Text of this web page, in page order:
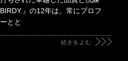
』の12年は、常にプロフ
とと
続きをよむ